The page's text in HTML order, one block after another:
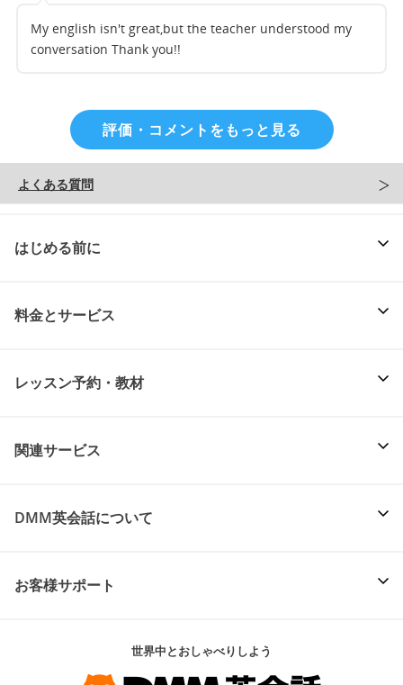
My english isn't great,but the teacher understood my
conversation Thank you!!
評価・コメントをもっと見る
よくある質問
はじめる前に
料金とサービス
レッスン予約・教材
関連サービス
DMM英会話について
お客様サポート
世界中とおしゃべりしよう